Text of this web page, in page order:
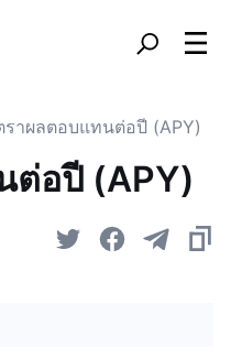
ราผลตอบแทนต่อปี (APY)
ต่อปี (APY)